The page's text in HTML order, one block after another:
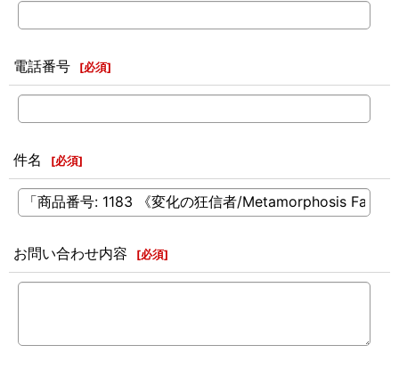
電話番号 [必須]
件名 [必須]
お問い合わせ内容 [必須]